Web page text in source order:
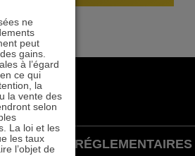
RÉGLEMENTAIRES
ne
peut
gains.
à l’égard
ce qui
la
la vente des
selon
La loi et les
les taux
l’objet de